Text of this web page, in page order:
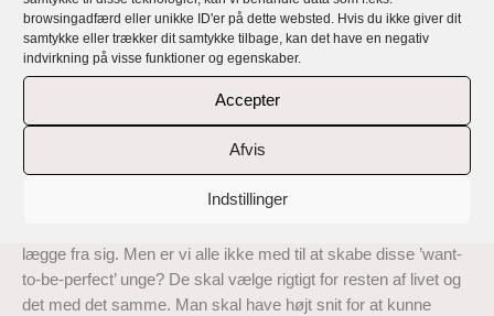
browsingadfærd eller unikke ID'er på dette websted. Hvis du ikke giver dit
samtykke eller trækker dit samtykke tilbage, kan det have en negativ
indvirkning på visse funktioner og egenskaber.
Accepter
Afvis
Indstillinger
Lunnemann Perfect Imperfection… er en kollektion af ringe og
øreringe, der er håndlavet i 18 karat genbrugsguld med top
kvalitet responsible sourced diamanter og naturligt farvede
Inspirationen bag disse smykker kan du læse her:
‘Nogen gange bliver jeg så forpustet af alle de krav livet byder
og af det vi forlanger af os selv. Man taler om begrebet ’12-tals
lægge fra sig. Men er vi alle ikke med til at skabe disse ’want-
to-be-perfect’ unge? De skal vælge rigtigt for resten af livet og
det med det samme. Man skal have højt snit for at kunne